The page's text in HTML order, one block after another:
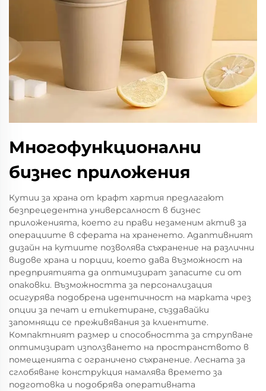
Многофункционални
бизнес приложения
Кутии за храна от крафт хартия предлагают
безпрецедентна универсалност в бизнес
приложенията, което ги прави незаменим актив за
операциите в сферата на храненето. Адаптивният
дизайн на кутиите позволява съхранение на различни
видове храна и порции, което дава възможност на
предприятията да оптимизират запасите си от
опаковки. Възможността за персонализация
осигурява подобрена идентичност на марката чрез
опции за печат и етикетиране, създавайки
запомнящи се преживявания за клиентите.
Компактният размер и способността за струпване
оптимизират използването на пространството в
помещенията с ограничено съхранение. Лесната за
сглобяване конструкция намалява времето за
подготовка и подобрява оперативната